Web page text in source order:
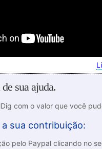
sua ajuda.
com o valor que você
sua contribuição:
pelo Paypal clicando no